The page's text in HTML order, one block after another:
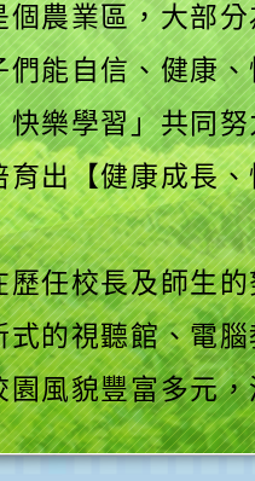
農業區，大部
能自信、健康
樂學習」共同
出【健康成長
任校長及師生
的視聽館、電
風貌豐富多元